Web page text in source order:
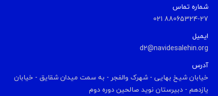
شماره تماس
88065324-27 021
ایمیل
d2@navidesalehin.org
آدرس
خیابان شیخ بهایی - شهرک والفجر - به سمت میدان شقایق - خیابان
یازدهم - دبیرستان نوید صالحین دوره دوم